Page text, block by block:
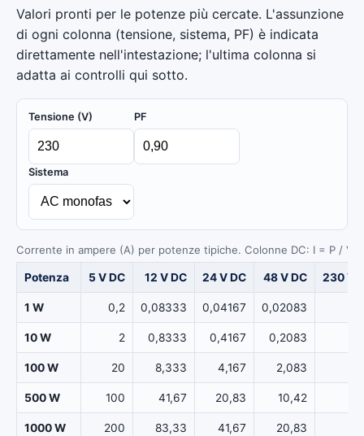
Valori pronti per le potenze più cercate. L'assunzione
di ogni colonna (tensione, sistema, PF) è indicata
direttamente nell'intestazione; l'ultima colonna si
adatta ai controlli qui sotto.
Tensione (V) PF
Sistema
Corrente in ampere (A) per potenze tipiche. Colonne DC: I = P /
Potenza 5 V DC 12 V DC 24 V DC 48 V DC 230 V
1 W 0,2 0,08333 0,04167 0,02083
10 W 2 0,8333 0,4167 0,2083
100 W 20 8,333 4,167 2,083
500 W 100 41,67 20,83 10,42
1000 W 200 83,33 41,67 20,83